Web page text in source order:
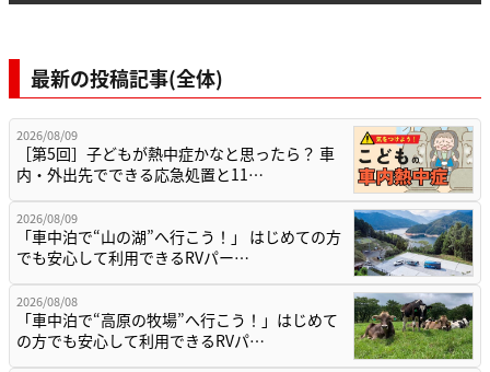
最新の投稿記事(全体)
2026/08/09
［第5回］子どもが熱中症かなと思ったら？ 車
内・外出先でできる応急処置と11…
2026/08/09
「車中泊で“山の湖”へ行こう！」 はじめての方
でも安心して利用できるRVパー…
2026/08/08
「車中泊で“高原の牧場”へ行こう！」はじめて
の方でも安心して利用できるRVパ…